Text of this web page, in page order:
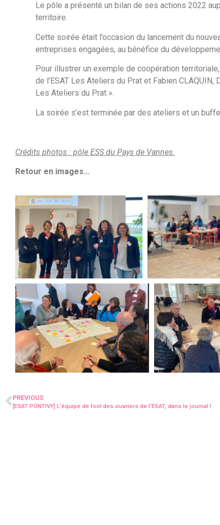
Le pôle a présenté un bilan de ses actions 2022
territoire.
Cette soirée était l’occasion du lancement du
entreprises engagées, au bénéfice du
Pour illustrer un exemple de coopération
de l’ESAT Les Ateliers du Prat et Fabien
Les Ateliers du Prat ».
La soirée s’est terminée par des ateliers et un
Crédits photos : pôle ESS du Pays de Vannes.
Retour en images…
PREVIOUS
[ESAT PONTIVY] L’équipe de foot des ouvriers de l’ESAT, dans le journal !